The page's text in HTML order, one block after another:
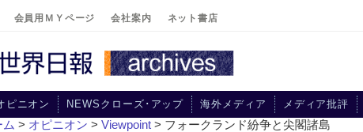
会員用ＭＹページ 会社案内 ネット書店
ピニオン NEWSクローズ･アップ 海外メディア メディア批評
ム > オピニオン > Viewpoint > フォークランド紛争と尖閣諸島